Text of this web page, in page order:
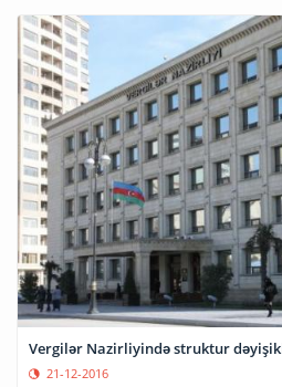
Vergilər Nazirliyində struktur
21-12-2016